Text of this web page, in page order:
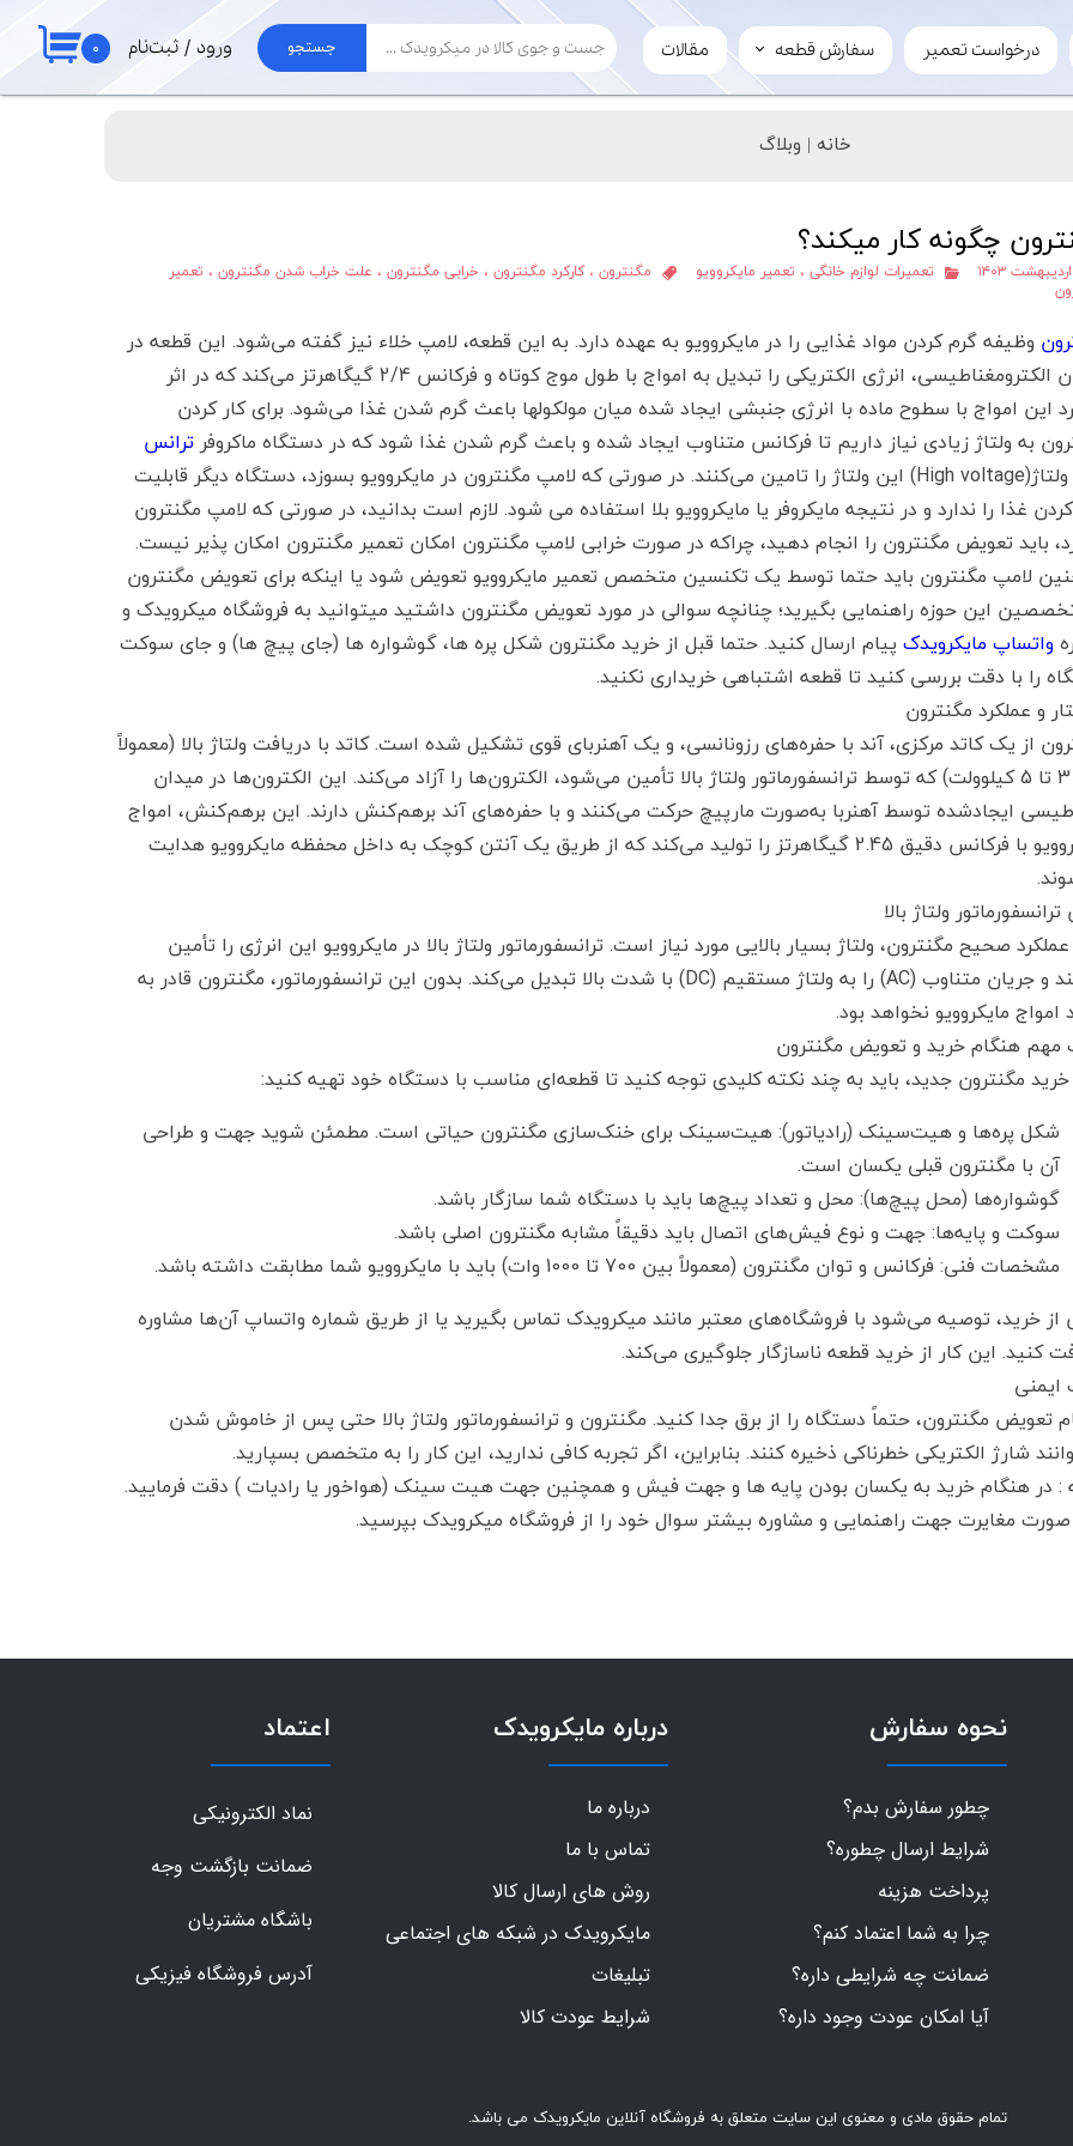
جستجو
تیغ
لوازم خانگی لوازم قهوه‌ساز
درخواست تعمیر سفارش قطعه
سفارش عمده
مقالات ورود / ثبت‌نام
حساب کاربری من
کاربری
۰
خانه | وبلاگ
چگونه کار میکند؟
تعمیرات لوازم خانگی، تعمیر مایکروویو مگنترون،کارکرد مگنترون، خرابی مگنترون، علت خراب شدن مگنترون، تعمیر
وظیفه گرم کردن مواد غذایی را در مایکروویو به عهده دارد. به این قطعه، لامپ خلاء نیز گفته می‌شود. این قطعه در
میدان الکترومغناطیسی، انرژی الکتریکی را تبدیل به امواج با طول موج کوتاه و فرکانس 2/4 گیگاهرتز می‌کند که در اثر
این امواج با سطوح ماده با انرژی جنبشی ایجاد شده میان مولکولها باعث گرم شدن غذا می‌شود. برای کار کردن
به ولتاژ زیادی نیاز داریم تا فرکانس متناوب ایجاد شده و باعث گرم شدن غذا شود که در دستگاه ماکروفر ترانس‌
های ولتاژ(High voltage) این ولتاژ را تامین می‌کنند. در صورتی که لامپ مگنترون در مایکروویو بسوزد، دستگاه دیگر قابلیت
غذا را ندارد و در نتیجه مایکروفر یا مایکروویو بلا استفاده می شود. لازم است بدانید، در صورتی که لامپ مگنترون
باید تعویض مگنترون را انجام دهید، چراکه در صورت خرابی لامپ مگنترون امکان تعمیر مگنترون امکان پذیر نیست.
لامپ مگنترون باید حتما توسط یک تکنسین متخصص تعمیر مایکروویو تعویض شود یا اینکه برای تعویض مگنترون
این حوزه راهنمایی بگیرید؛ چنانچه سوالی در مورد تعویض مگنترون داشتید میتوانید به فروشگاه میکرویدک و
واتساپ مایکرویدک پیام ارسال کنید. حتما قبل از خرید مگنترون شکل پره ها، گوشواره ها (جای پیچ ها) و جای سوکت
را با دقت بررسی کنید تا قطعه اشتباهی خریداری نکنید.
و عملکرد مگنترون
از یک کاتد مرکزی، آند با حفره‌های رزونانسی، و یک آهنربای قوی تشکیل شده است. کاتد با دریافت ولتاژ بالا (معمولاً
بین 3 تا 5 کیلوولت) که توسط ترانسفورماتور ولتاژ بالا تأمین می‌شود، الکترون‌ها را آزاد می‌کند. این الکترون‌ها در میدان
ایجادشده توسط آهنربا به‌صورت مارپیچ حرکت می‌کنند و با حفره‌های آند برهم‌کنش دارند. این برهم‌کنش، امواج
مایکروویو با فرکانس دقیق 2.45 گیگاهرتز را تولید می‌کند که از طریق یک آنتن کوچک به داخل محفظه مایکروویو هدایت
ولتاژ بالا
صحیح مگنترون، ولتاژ بسیار بالایی مورد نیاز است. ترانسفورماتور ولتاژ بالا در مایکروویو این انرژی را تأمین
می‌کند و جریان متناوب (AC) را به ولتاژ مستقیم (DC) با شدت بالا تبدیل می‌کند. بدون این ترانسفورماتور، مگنترون قادر به
امواج مایکروویو نخواهد بود.
مهم هنگام خرید و تعویض مگنترون
خرید مگنترون جدید، باید به چند نکته کلیدی توجه کنید تا قطعه‌ای مناسب با دستگاه خود تهیه کنید:
شکل پره‌ها و هیت‌سینک (رادیاتور): هیت‌سینک برای خنک‌سازی مگنترون حیاتی است. مطمئن شوید جهت و طراحی
آن با مگنترون قبلی یکسان است.
گوشواره‌ها (محل پیچ‌ها): محل و تعداد پیچ‌ها باید با دستگاه شما سازگار باشد.
سوکت و پایه‌ها: جهت و نوع فیش‌های اتصال باید دقیقاً مشابه مگنترون اصلی باشد.
مشخصات فنی: فرکانس و توان مگنترون (معمولاً بین 700 تا 1000 وات) باید با مایکروویو شما مطابقت داشته باشد.
خرید، توصیه می‌شود با فروشگاه‌های معتبر مانند میکرویدک تماس بگیرید یا از طریق شماره واتساپ آن‌ها مشاوره
کنید. این کار از خرید قطعه ناسازگار جلوگیری می‌کند.
ایمنی
تعویض مگنترون، حتماً دستگاه را از برق جدا کنید. مگنترون و ترانسفورماتور ولتاژ بالا حتی پس از خاموش شدن
شارژ الکتریکی خطرناکی ذخیره کنند. بنابراین، اگر تجربه کافی ندارید، این کار را به متخصص بسپارید.
: در هنگام خرید به یکسان بودن پایه ها و جهت فیش و همچنین جهت هیت سینک (هواخور یا رادیات ) دقت فرمایید.
مغایرت جهت راهنمایی و مشاوره بیشتر سوال خود را از فروشگاه میکرویدک بپرسید.
مگنترون LG 2M286
با هلوگرام)
تومان
نحوه سفارش
چطور سفارش بدم؟
شرایط ارسال چطوره؟
پرداخت هزینه
چرا به شما اعتماد کنم؟
ضمانت چه شرایطی داره؟
آیا امکان عودت وجود داره؟
تمام حقوق مادی و معنوی این سایت متعلق به فروشگاه آنلاین مایکرویدک می باشد.
اعتماد
نماد الکترونیکی
ضمانت بازگشت وجه
باشگاه مشتریان
آدرس فروشگاه فیزیکی
درباره مایکرویدک
درباره ما
تماس با ما
روش های ارسال کالا
مایکرویدک در شبکه های اجتماعی
تبلیغات
شرایط عودت کالا